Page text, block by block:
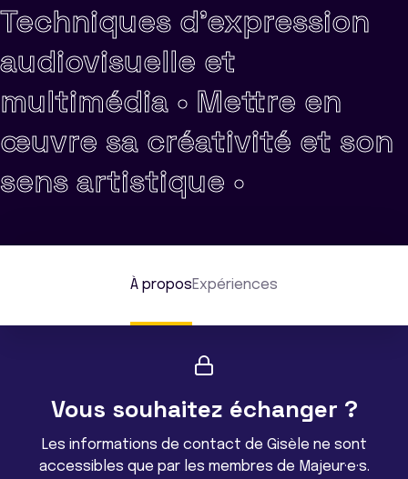
Techniques d'expression
audiovisuelle et
multimédia • Mettre en
œuvre sa créativité et son
sens artistique •
À proposExpériences
Vous souhaitez échanger ?
Les informations de contact de Gisèle ne sont
accessibles que par les membres de Majeur·e·s.